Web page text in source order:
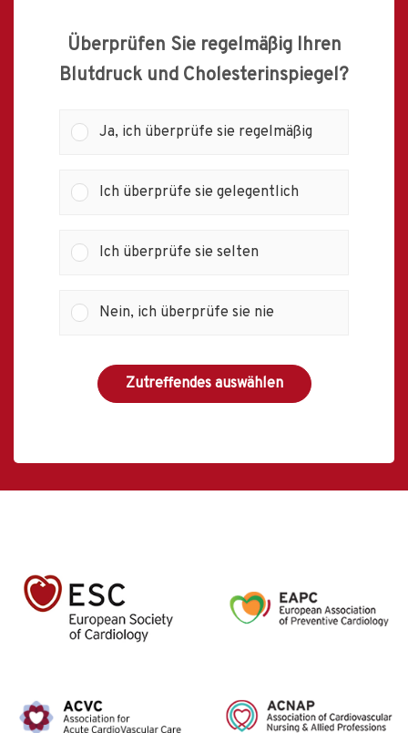
Überprüfen Sie regelmäßig Ihren
Blutdruck und Cholesterinspiegel?
Ja, ich überprüfe sie regelmäßig
Ich überprüfe sie gelegentlich
Ich überprüfe sie selten
Nein, ich überprüfe sie nie
Zutreffendes auswählen